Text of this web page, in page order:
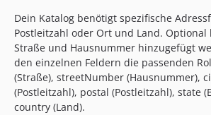
Dein Katalog benötigt spezifische
Postleitzahl oder Ort und Land. Optional
Straße und Hausnummer hinzugefügt
den einzelnen Feldern die passenden
(Straße), streetNumber (Hausnummer),
(Postleitzahl), postal (Postleitzahl), state
country (Land).